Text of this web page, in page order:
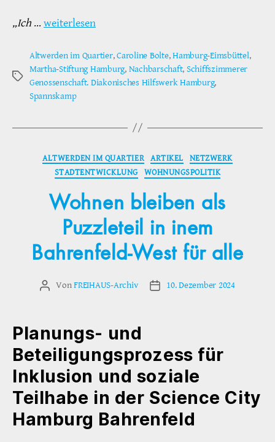
„Ich … weiterlesen
Schlagwörter
Altwerden im Quartier,Caroline Bolte,Hamburg-Eimsbüttel,
Martha-Stiftung Hamburg, Nachbarschaft, Schiffszimmerer
Genossenschaft. Diakonisches Hilfswerk Hamburg,
Spannskamp
Kategorien
ALTWERDEN IM QUARTIER ARTIKEL
NETZWERK
STADTENTWICKLUNG
WOHNUNGSPOLITIK
Wohnen bleiben als
Puzzleteil in inem
Bahrenfeld-West für alle
Beitragsautor
VonFREIHAUS-Archiv Veröffentlichungsdatum
10. Dezember 2024
Planungs- und
Beteiligungsprozess für
Inklusion und soziale
Teilhabe in der Science City
Hamburg Bahrenfeld